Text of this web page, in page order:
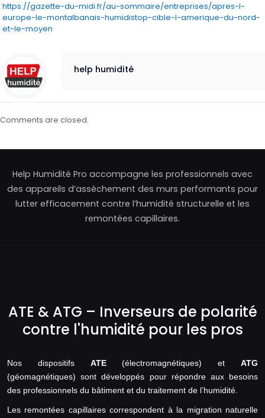
https://gazette-du-midi.fr/au-sommaire/entreprises/apres-l-
europe-le-montalbanais-humidistop-cible-l-amerique-du-nord-
et-le-moyen
help humidité
Comments are closed.
Help Humidité Pro accompagne les professionnels avec
des appareils d’assèchement des murs performants pour
lutter efficacement contre l’humidité structurelle et les
remontées capillaires.
ATE & ATG – Inverseurs de polarité
contre l'humidité pour les pros
Nos dispositifs ATE(électromagnétiques) etATG
(géomagnétiques) sont développés pour répondre aux besoins
des professionnels du bâtiment et du traitement de l’humidité.
Les remontées capillaires correspondent à la migration naturelle